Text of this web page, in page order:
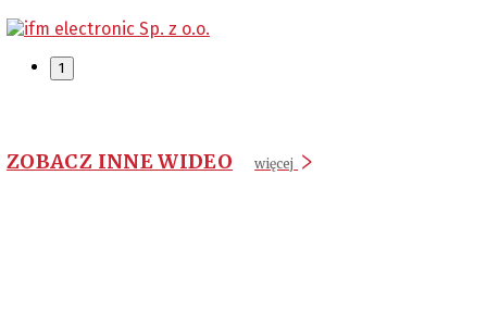
1
ZOBACZ INNE WIDEO więcej